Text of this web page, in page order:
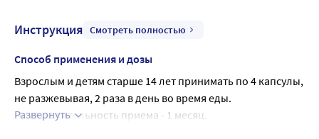
Инструкция Смотреть полностью
Способ применения и дозы
Взрослым и детям старше 14 лет принимать по 4 капсулы,
не разжевывая, 2 раза в день во время еды.
Продолжительность приема - 1 месяц.
Развернуть